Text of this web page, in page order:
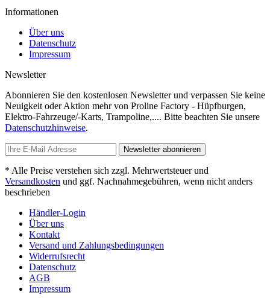
Informationen
Über uns
Datenschutz
Impressum
Newsletter
Abonnieren Sie den kostenlosen Newsletter und verpassen Sie keine
Neuigkeit oder Aktion mehr von Proline Factory - Hüpfburgen,
Elektro-Fahrzeuge/-Karts, Trampoline,.... Bitte beachten Sie unsere
Datenschutzhinweise.
Newsletter abonnieren
* Alle Preise verstehen sich zzgl. Mehrwertsteuer und
Versandkosten und ggf. Nachnahmegebühren, wenn nicht anders
beschrieben
Händler-Login
Über uns
Kontakt
Versand und Zahlungsbedingungen
Widerrufsrecht
Datenschutz
AGB
Impressum